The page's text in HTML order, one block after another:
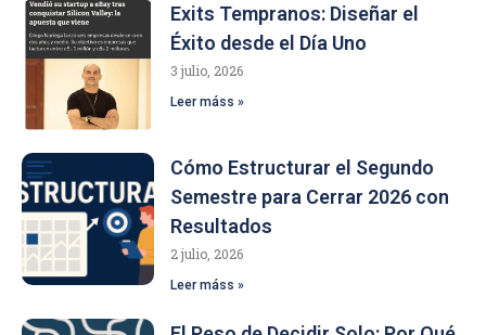
Exits Tempranos: Diseñar el
Éxito desde el Día Uno
3 julio, 2026
Leer máss »
Cómo Estructurar el Segundo
Semestre para Cerrar 2026 con
Resultados
2 julio, 2026
Leer máss »